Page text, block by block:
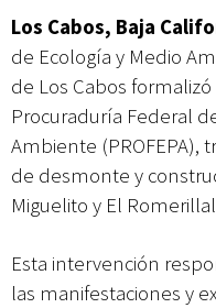
Los Cabos, Baja
de Ecología y Medio
de Los Cabos
Procuraduría Federal
Ambiente (PROFEPA),
de desmonte y
Miguelito y El
Esta intervención
las manifestaciones y